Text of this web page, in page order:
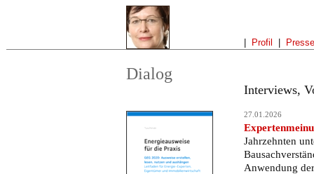
Profil Presse
Dialog
Interviews,
27.01.2026
Jahrzehnten
Anwendung